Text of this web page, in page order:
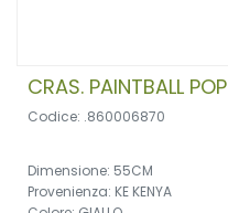
CRAS. PAINTBALL POP
Codice: .860006870
Dimensione: 55CM
Provenienza: KE KENYA